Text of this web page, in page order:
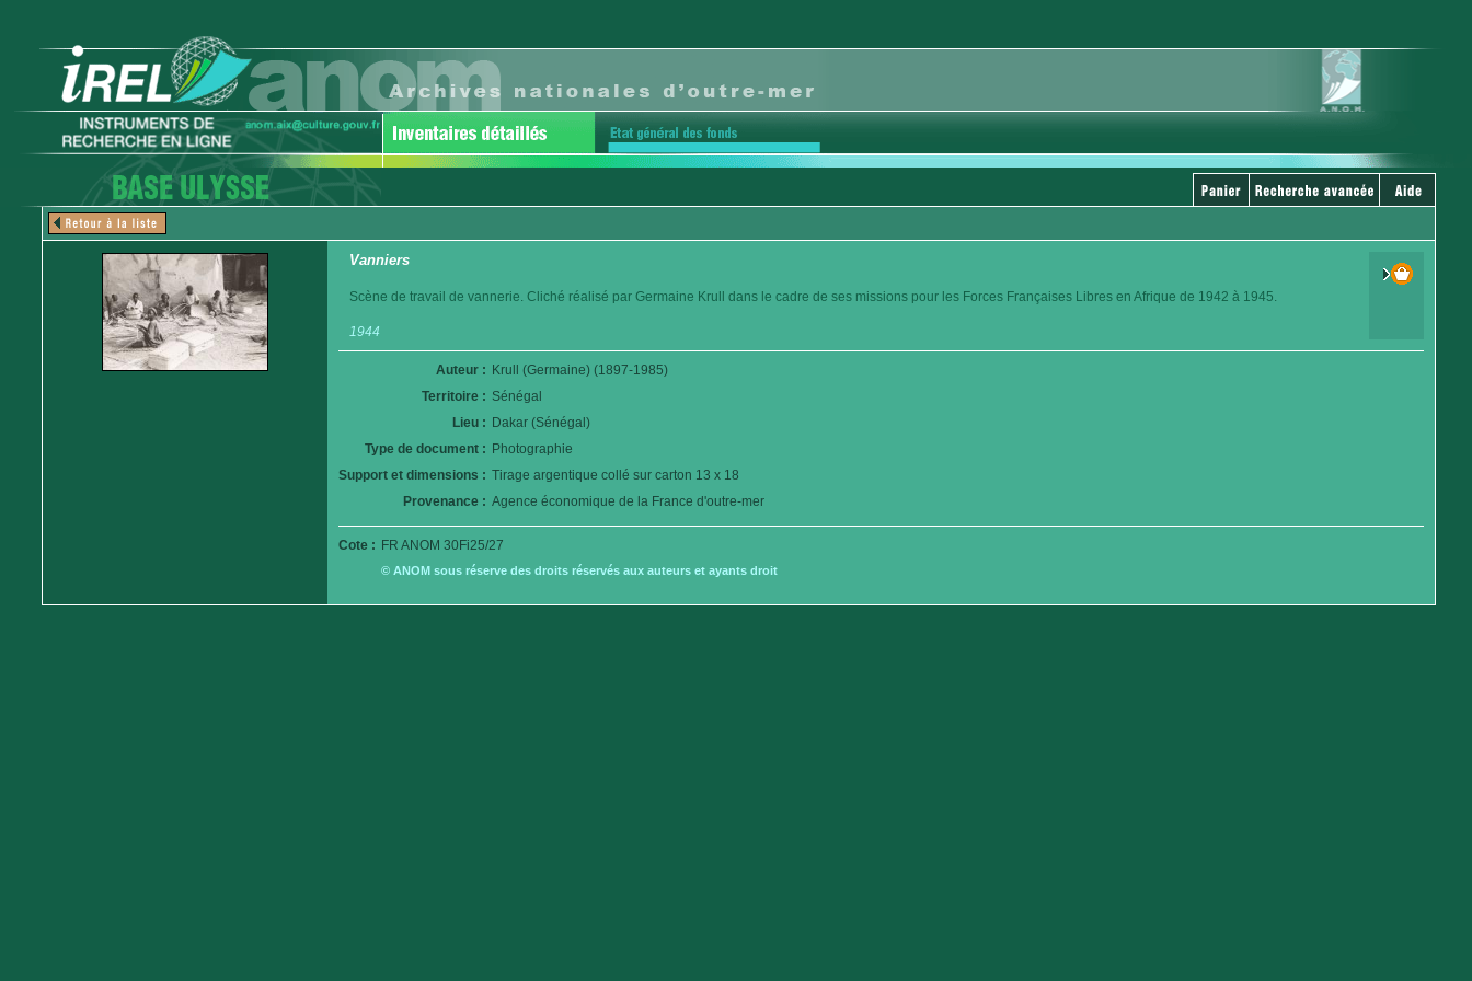
Vanniers
Scène de travail de vannerie. Cliché réalisé par Germaine Krull dans le cadre de ses missions pour les Forces Françaises Libres en Afrique de 1942 à 1945.
1944
Auteur : Krull (Germaine) (1897-1985)
Territoire : Sénégal
Lieu : Dakar (Sénégal)
Type de document : Photographie
Support et dimensions : Tirage argentique collé sur carton 13 x 18
Provenance : Agence économique de la France d'outre-mer
Cote : FR ANOM 30Fi25/27
© ANOM sous réserve des droits réservés aux auteurs et ayants droit